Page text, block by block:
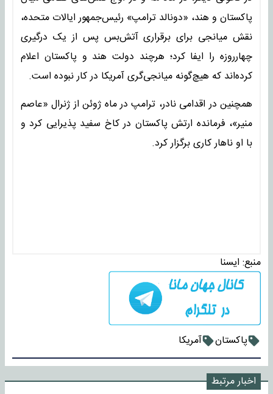
پاکستان و هند، «دونالد ترامپ» رئیس‌جمهور ایالات متحده،
نقش میانجی برای برقراری آتش‌بس پس از یک درگیری
چهارروزه را ایفا کرد؛ هرچند دولت هند و پاکستان اعلام
کرده‌اند که هیچ‌گونه میانجی‌گری آمریکا در کار نبوده است.
همچنین در اقدامی نادر، ترامپ در ماه ژوئن از ژنرال «عاصم
منیر»، فرمانده ارتش پاکستان در کاخ سفید پذیرایی کرد و
با او ناهار کاری برگزار کرد.
منبع: ايسنا
پاکستان آمریکا
اخبار مرتبط